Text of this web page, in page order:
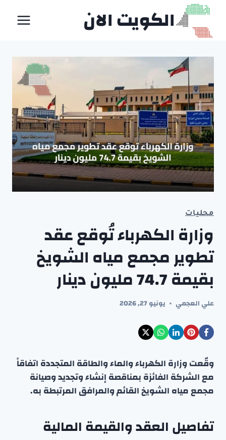
التجاوز
المحتوى
الكويت الان
محليات
وزارة الكهرباء تُوقع عقد
تطوير مجمع مياه الشويخ
بقيمة 74.7 مليون دينار
علي العجمي يونيو 27, 2026
وقّعت وزارة الكهرباء والماء والطاقة المتجددة اتفاقاً
مع الشركة الفائزة بمناقصة إنشاء وتجديد وصيانة
مجمع مياه الشويخ القائم والمرافق المرتبطة به.
تفاصيل العقد والقيمة المالية